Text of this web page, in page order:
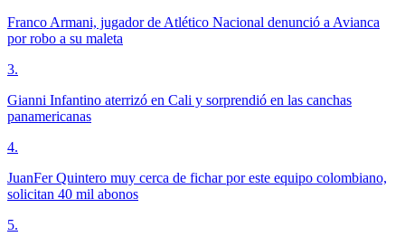
Franco Armani, jugador de Atlético Nacional denunció a Avianca
por robo a su maleta
3.
Gianni Infantino aterrizó en Cali y sorprendió en las canchas
panamericanas
4.
JuanFer Quintero muy cerca de fichar por este equipo colombiano,
solicitan 40 mil abonos
5.